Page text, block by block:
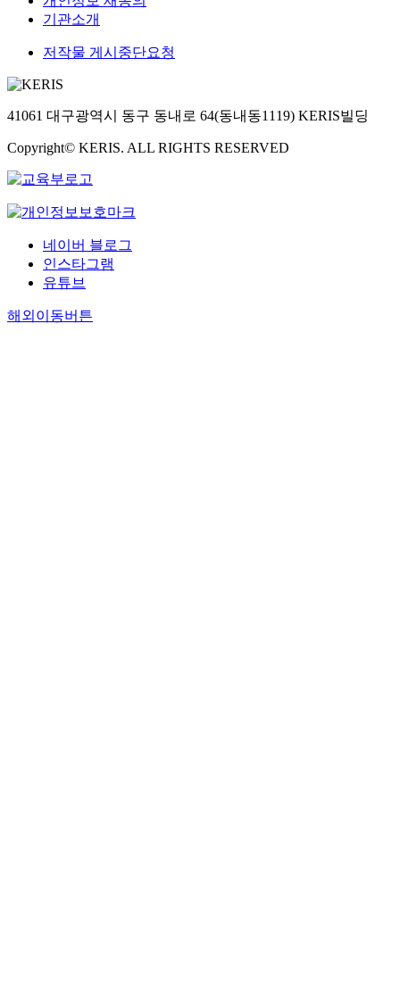
기관소개
저작물 게시중단요청
41061 대구광역시 동구 동내로 64(동내동1119) KERIS빌딩
Copyright© KERIS. ALL RIGHTS RESERVED
네이버 블로그
인스타그램
유튜브
해외이동버튼